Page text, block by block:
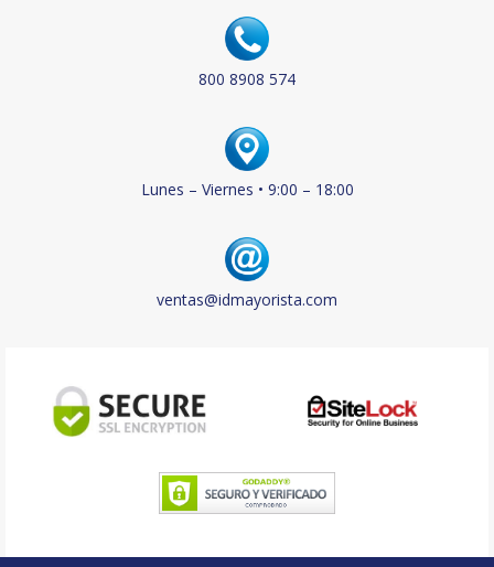
800 8908 574
Lunes – Viernes • 9:00 – 18:00
ventas@idmayorista.com